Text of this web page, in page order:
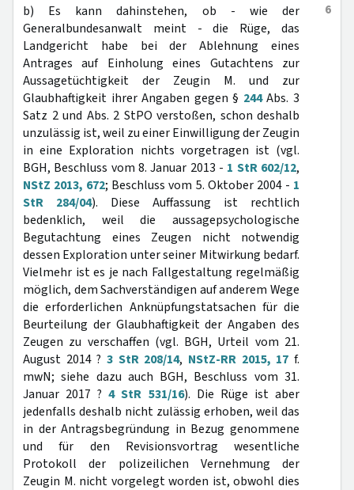
6
b) Es kann dahinstehen, ob - wie der
Generalbundesanwalt meint - die Rüge, das
Landgericht habe bei der Ablehnung eines
Antrages auf Einholung eines Gutachtens zur
Aussagetüchtigkeit der Zeugin M. und zur
Glaubhaftigkeit ihrer Angaben gegen § 244Abs. 3
Satz 2 und Abs. 2 StPO verstoßen, schon deshalb
unzulässig ist, weil zu einer Einwilligung der Zeugin
in eine Exploration nichts vorgetragen ist (vgl.
BGH, Beschluss vom 8. Januar 2013 - 1 StR 602/12,
NStZ 2013, 672; Beschluss vom 5. Oktober 2004 - 1
StR 284/04). Diese Auffassung ist rechtlich
bedenklich, weil die aussagepsychologische
Begutachtung eines Zeugen nicht notwendig
dessen Exploration unter seiner Mitwirkung bedarf.
Vielmehr ist es je nach Fallgestaltung regelmäßig
möglich, dem Sachverständigen auf anderem Wege
die erforderlichen Anknüpfungstatsachen für die
Beurteilung der Glaubhaftigkeit der Angaben des
Zeugen zu verschaffen (vgl. BGH, Urteil vom 21.
August 2014 ? 3 StR 208/14, NStZ-RR 2015, 17 f.
mwN; siehe dazu auch BGH, Beschluss vom 31.
Januar 2017 ?4 StR 531/16). Die Rüge ist aber
jedenfalls deshalb nicht zulässig erhoben, weil das
in der Antragsbegründung in Bezug genommene
und für den Revisionsvortrag wesentliche
Protokoll der polizeilichen Vernehmung der
Zeugin M. nicht vorgelegt worden ist, obwohl dies